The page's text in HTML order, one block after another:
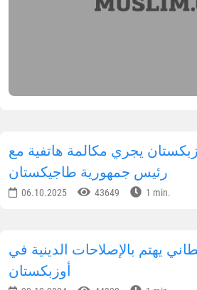
يجري مكالمة هاتفية مع
رئيس جمهورية طاجيكستان
06.10.2025 43649 1 min.
يهتم بالإصلاحات الدينية في
أوزبكستان